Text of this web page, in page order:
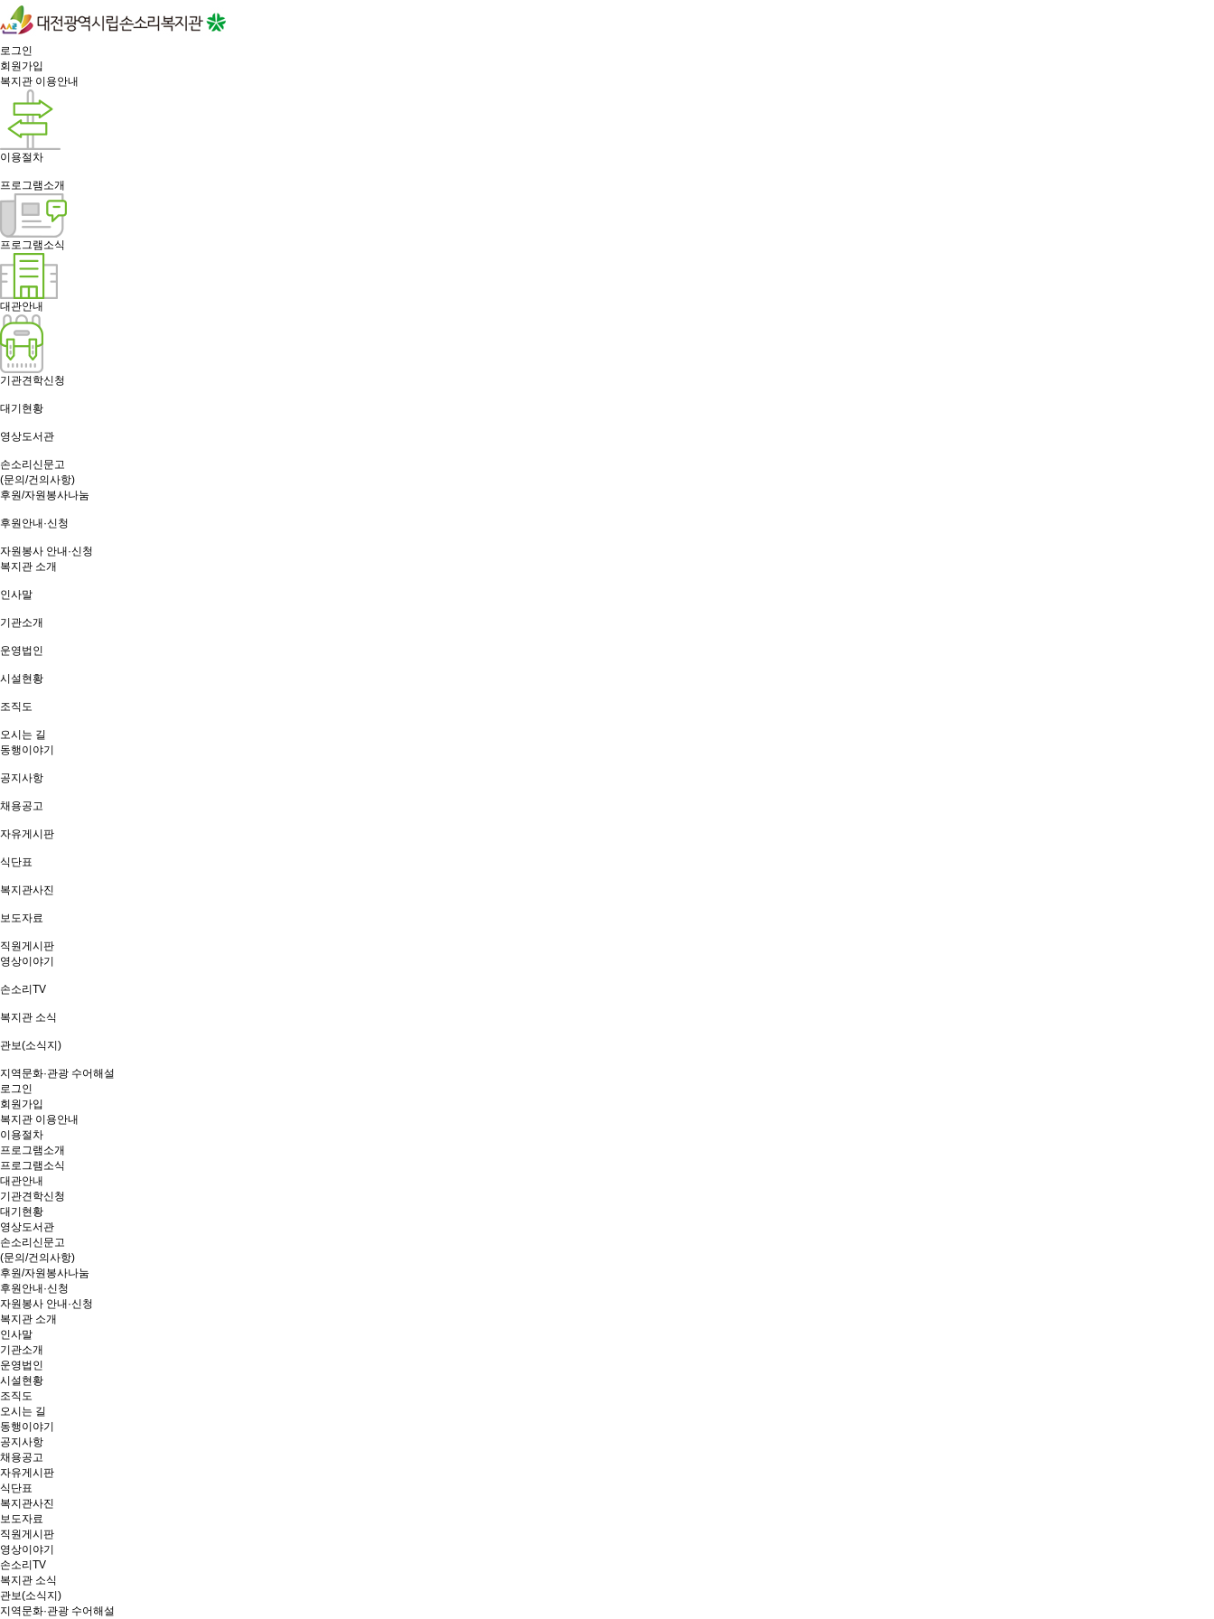
로그인
회원가입
복지관 이용안내
이용절차
프로그램소개
프로그램소식
대관안내
기관견학신청
대기현황
영상도서관
손소리신문고
(문의/건의사항)
후원/자원봉사나눔
후원안내·신청
자원봉사 안내·신청
복지관 소개
인사말
기관소개
운영법인
시설현황
조직도
오시는 길
동행이야기
공지사항
채용공고
자유게시판
식단표
복지관사진
보도자료
직원게시판
영상이야기
손소리TV
복지관 소식
관보(소식지)
지역문화·관광 수어해설
로그인
회원가입
복지관 이용안내
이용절차
프로그램소개
프로그램소식
대관안내
기관견학신청
대기현황
영상도서관
손소리신문고
(문의/건의사항)
후원/자원봉사나눔
후원안내·신청
자원봉사 안내·신청
복지관 소개
인사말
기관소개
운영법인
시설현황
조직도
오시는 길
동행이야기
공지사항
채용공고
자유게시판
식단표
복지관사진
보도자료
직원게시판
영상이야기
손소리TV
복지관 소식
관보(소식지)
지역문화·관광 수어해설